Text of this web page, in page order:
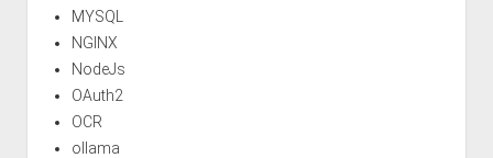
MYSQL
NGINX
NodeJs
OAuth2
OCR
ollama